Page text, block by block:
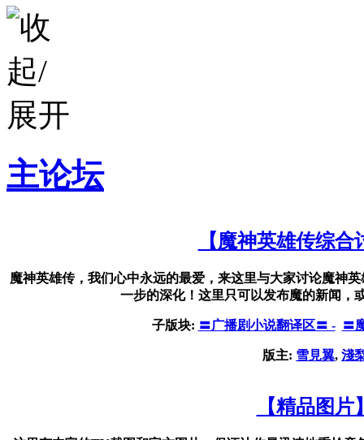
主论坛
【魔神英雄传综合
魔神英雄传，我们心中永远的最爱，来这里与大家讨论魔神
一步的深化！这里只可以发布魔的新闻，
子版块: 〓广播剧小说翻译区〓 - 〓
版主: 雪見翼, 淺
【精品图片